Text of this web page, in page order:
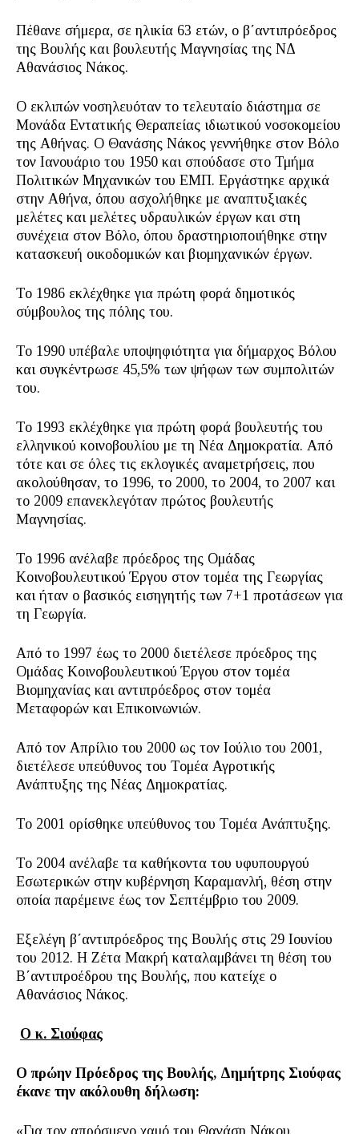
Πέθανε σήμερα, σε ηλικία 63 ετών, ο β΄αντιπρόεδρος
της Βουλής και βουλευτής Μαγνησίας της ΝΔ
Αθανάσιος Νάκος.
Ο εκλιπών νοσηλευόταν το τελευταίο διάστημα σε
Μονάδα Εντατικής Θεραπείας ιδιωτικού νοσοκομείου
της Αθήνας. O Θανάσης Νάκος γεννήθηκε στον Βόλο
τον Ιανουάριο του 1950 και σπούδασε στο Τμήμα
Πολιτικών Μηχανικών του ΕΜΠ. Εργάστηκε αρχικά
στην Αθήνα, όπου ασχολήθηκε με αναπτυξιακές
μελέτες και μελέτες υδραυλικών έργων και στη
συνέχεια στον Βόλο, όπου δραστηριοποιήθηκε στην
κατασκευή οικοδομικών και βιομηχανικών έργων.
Το 1986 εκλέχθηκε για πρώτη φορά δημοτικός
σύμβουλος της πόλης του.
Το 1990 υπέβαλε υποψηφιότητα για δήμαρχος Βόλου
και συγκέντρωσε 45,5% των ψήφων των συμπολιτών
του.
Το 1993 εκλέχθηκε για πρώτη φορά βουλευτής του
ελληνικού κοινοβουλίου με τη Νέα Δημοκρατία. Από
τότε και σε όλες τις εκλογικές αναμετρήσεις, που
ακολούθησαν, το 1996, το 2000, το 2004, το 2007 και
το 2009 επανεκλεγόταν πρώτος βουλευτής
Μαγνησίας.
Το 1996 ανέλαβε πρόεδρος της Ομάδας
Κοινοβουλευτικού Έργου στον τομέα της Γεωργίας
και ήταν ο βασικός εισηγητής των 7+1 προτάσεων για
τη Γεωργία.
Από το 1997 έως το 2000 διετέλεσε πρόεδρος της
Ομάδας Κοινοβουλευτικού Έργου στον τομέα
Βιομηχανίας και αντιπρόεδρος στον τομέα
Μεταφορών και Επικοινωνιών.
Από τον Απρίλιο του 2000 ως τον Ιούλιο του 2001,
διετέλεσε υπεύθυνος του Τομέα Αγροτικής
Ανάπτυξης της Νέας Δημοκρατίας.
Το 2001 ορίσθηκε υπεύθυνος του Τομέα Ανάπτυξης.
Το 2004 ανέλαβε τα καθήκοντα του υφυπουργού
Εσωτερικών στην κυβέρνηση Καραμανλή, θέση στην
οποία παρέμεινε έως τον Σεπτέμβριο του 2009.
Εξελέγη β΄αντιπρόεδρος της Βουλής στις 29 Ιουνίου
του 2012. Η Ζέτα Μακρή καταλαμβάνει τη θέση του
Β΄αντιπροέδρου της Βουλής, που κατείχε ο
Αθανάσιος Νάκος.
Ο κ. Σιούφας
Ο πρώην Πρόεδρος της Βουλής, Δημήτρης Σιούφας
έκανε την ακόλουθη δήλωση:
«Για τον απρόσμενο χαμό του Θανάση Νάκου,